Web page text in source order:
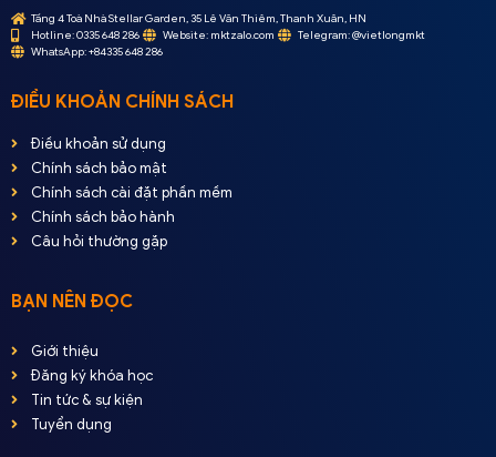
Tầng 4 Toà Nhà Stellar Garden, 35 Lê Văn Thiêm, Thanh Xuân, HN
Hotline: 0335 648 286
Website: mktzalo.com
Telegram: @vietlongmkt
WhatsApp: +84335 648 286
ĐIỀU KHOẢN CHÍNH SÁCH
Điều khoản sử dụng
Chính sách bảo mật
Chính sách cài đặt phần mềm
Chính sách bảo hành
Câu hỏi thường gặp
BẠN NÊN ĐỌC
Giới thiệu
Đăng ký khóa học
Tin tức & sự kiện
Tuyển dụng